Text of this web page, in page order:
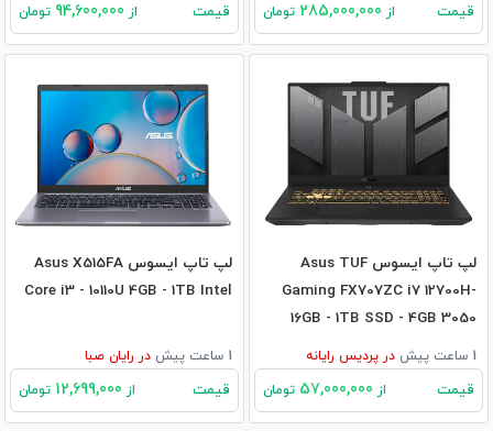
قیمت از تومان قیمت از تومان
لپ تاپ ایسوس Asus TUF
Gaming FX707ZC i7 12700H-
16GB - 1TB SSD - 4GB 3050
1 ساعت پیش در پردیس رایانه
قیمت از تومان
لپ تاپ ایسوس Asus X515FA
Core i3 - 10110U 4GB - 1TB Intel
1 ساعت پیش در رایان صبا
قیمت از تومان